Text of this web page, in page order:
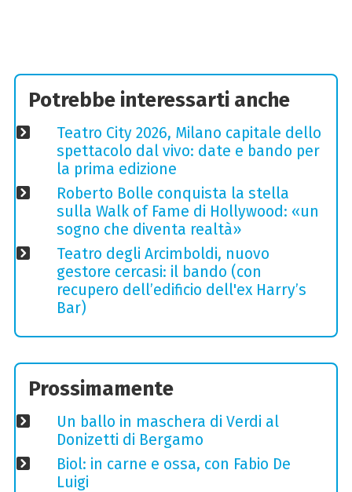
Potrebbe interessarti anche
Teatro City 2026, Milano capitale dello
spettacolo dal vivo: date e bando per
la prima edizione
Roberto Bolle conquista la stella
sulla Walk of Fame di Hollywood: «un
sogno che diventa realtà»
Teatro degli Arcimboldi, nuovo
gestore cercasi: il bando (con
recupero dell’edificio dell'ex Harry’s
Bar)
Prossimamente
Un ballo in maschera di Verdi al
Donizetti di Bergamo
Biol: in carne e ossa, con Fabio De
Luigi